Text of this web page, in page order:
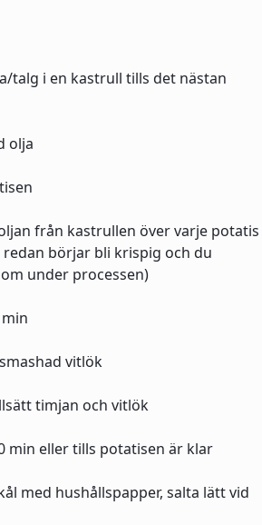
talg i en kastrull tills det nästan
olja
från kastrullen över varje potatis
börjar bli krispig och du
under processen)
vitlök
timjan och vitlök
min eller tills potatisen är klar
med hushållspapper, salta lätt vid